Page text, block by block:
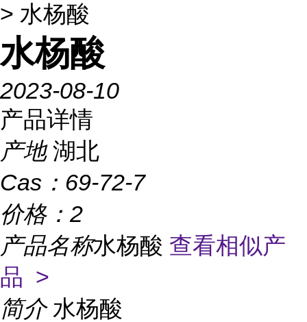
> 水杨酸
水杨酸
2023-08-10
产品详情
产地 湖北
Cas： 69-72-7
价格： 2
产品名称水杨酸 查看相似产
品 >
简介 水杨酸